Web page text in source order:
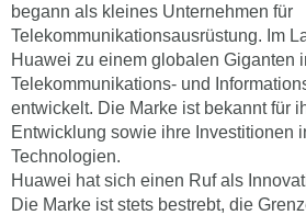
begann als kleines Unternehmen für
Telekommunikationsausrüstung. Im
Huawei zu einem globalen Giganten
Telekommunikations- und
entwickelt. Die Marke ist bekannt für
Entwicklung sowie ihre Investitionen
Technologien.
Huawei hat sich einen Ruf als
Die Marke ist stets bestrebt, die